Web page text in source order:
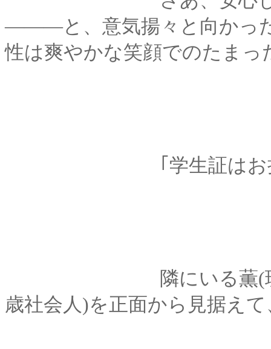
―――と、意気揚々と向かっ
性は爽やかな笑顔でのたまっ
｢学生証はお持ち
隣にいる薫(現役女
歳社会人)を正面から見据え